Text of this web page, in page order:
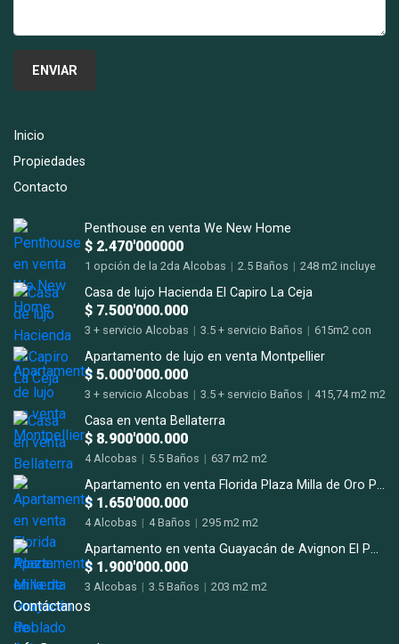
Inicio
Propiedades
Contacto
Penthouse en venta We New Home
$ 2.470'000000
1 opción de la 2da Alcobas | 2.5 Baños | 248 m2 incluye
Casa de lujo Hacienda El Capiro La Ceja
$ 7.500'000.000
3 + servicio Alcobas | 3.5 + servicio Baños | 615m2 con
Apartamento de lujo en venta Montpellier
$ 5.000'000.000
3 + servicio Alcobas | 3.5 + servicio Baños | 415,74 m2 m2
Casa en venta Bellaterra
$ 8.900'000.000
4 Alcobas | 5.5 Baños | 637 m2 m2
Apartamento en venta Florida Plaza Milla de Oro Poblado
$ 1.650'000.000
4 Alcobas | 4 Baños | 295 m2 m2
Apartamento en venta Guayacán de Avignon El Poblado San Lucas.
$ 1.900'000.000
3 Alcobas | 3.5 Baños | 203 m2 m2
Contáctanos